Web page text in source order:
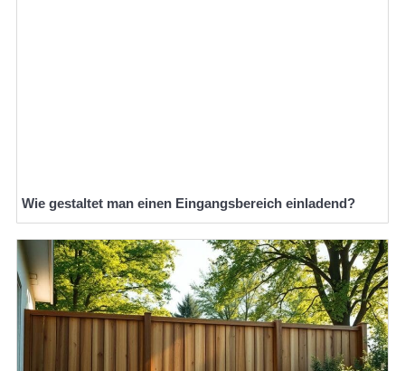
Wie gestaltet man einen Eingangsbereich einladend?